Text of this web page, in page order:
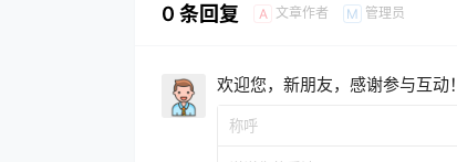
0 条回复 A 文章作者 M 管理员
欢迎您，新朋友，感谢参与互动！